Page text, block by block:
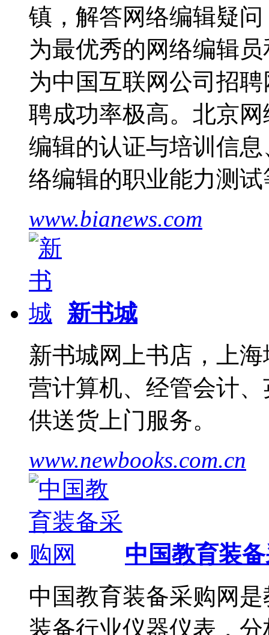
镇，解答网络编辑疑
为最优秀的网络编辑
为中国互联网公司招
聘成功率极高。北京
编辑的认证与培训信
络编辑的职业能力测
www.bianews.com
新书城
新书城网上书店，上
营计算机、经管会计
供送货上门服务。
www.newbooks.com.cn
中国教育装
中国教育装备采购网
装备行业仪器仪表，